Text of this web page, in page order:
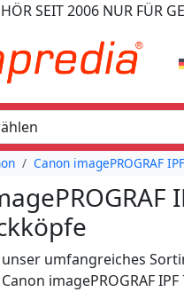
SEIT 2006 NUR FÜR
Canon imagePROGRAF
umfangreiches
imagePROGRAF